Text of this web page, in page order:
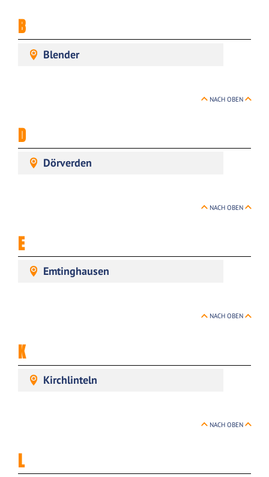
B
Blender
NACH OBEN
D
Dörverden
NACH OBEN
E
Emtinghausen
NACH OBEN
K
Kirchlinteln
NACH OBEN
L